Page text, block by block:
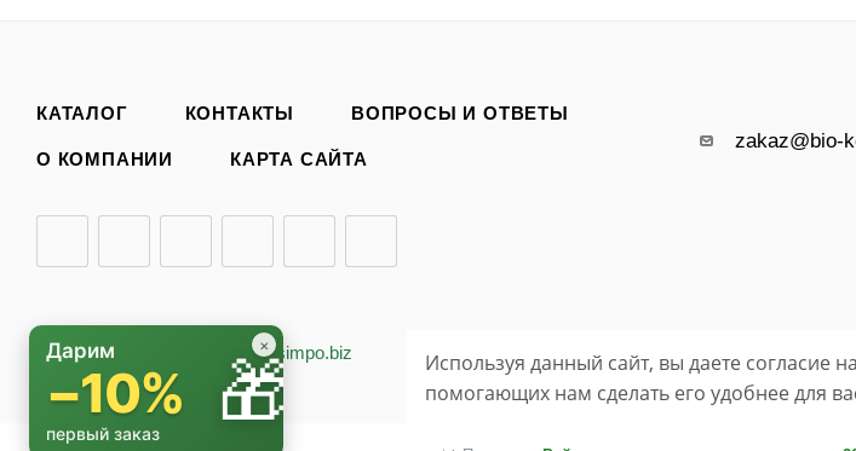
КАТАЛОГ КОНТАКТЫ ВОПРОСЫ И ОТВЕТЫ
О КОМПАНИИ КАРТА САЙТА
zakaz@bio-
2026 © «БИО-комплекс» simpo.biz
Используя данный сайт, вы даете согласие
помогающих нам сделать его удобнее для
Дарим
−10%
первый заказ 🎁
×